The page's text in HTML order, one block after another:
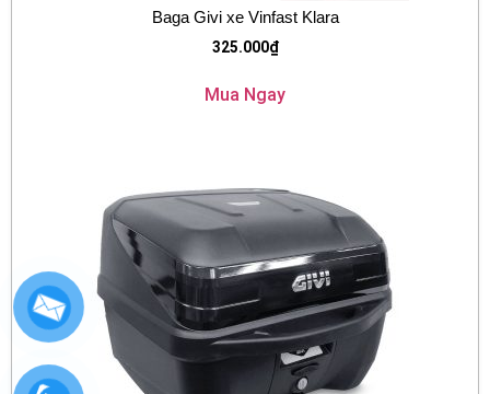
Baga Givi xe Vinfast Klara
325.000₫
Mua Ngay